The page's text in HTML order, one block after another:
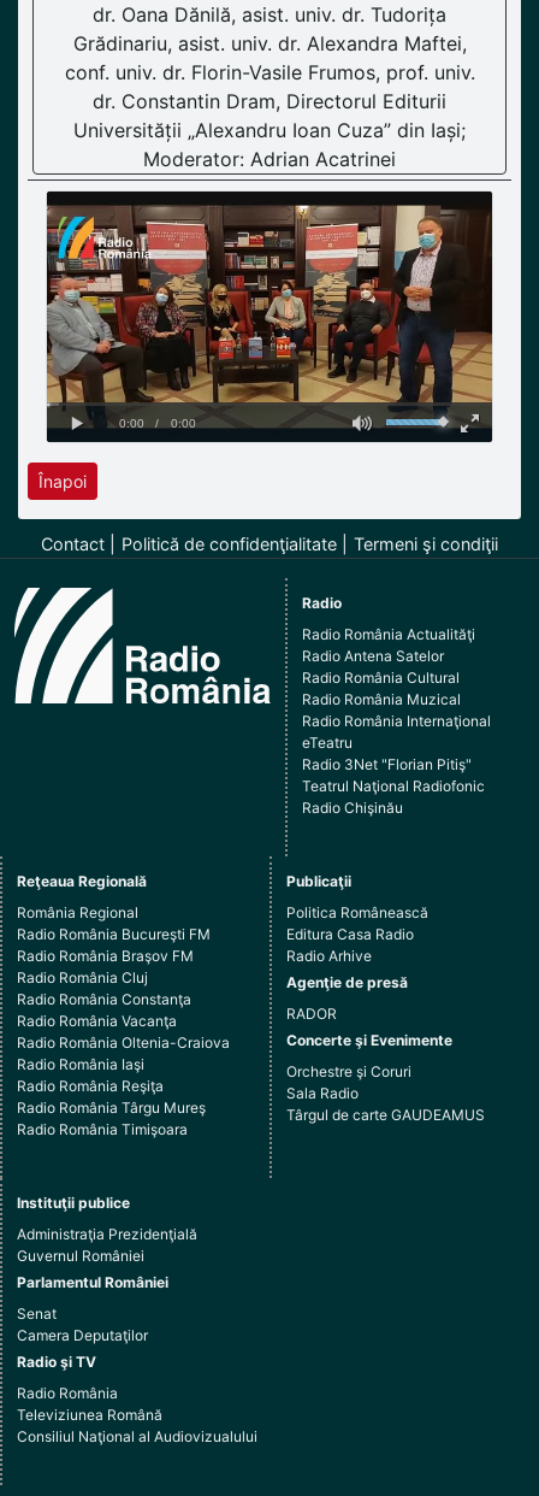
dr. Oana Dănilă, asist. univ. dr. Tudorița
Grădinariu, asist. univ. dr. Alexandra Maftei,
conf. univ. dr. Florin-Vasile Frumos, prof. univ.
dr. Constantin Dram, Directorul Editurii
Universității „Alexandru Ioan Cuza” din Iași;
Moderator: Adrian Acatrinei
Înapoi
Contact Politică de confidenţialitate Termeni şi condiţii
Radio
Radio România Actualităţi
Radio Antena Satelor
Radio România Cultural
Radio România Muzical
Radio România Internaţional
eTeatru
Radio 3Net "Florian Pitiş"
Teatrul Naţional Radiofonic
Radio Chişinău
Reţeaua Regională
România Regional
Radio România Bucureşti FM
Radio România Braşov FM
Radio România Cluj
Radio România Constanţa
Radio România Vacanţa
Radio România Oltenia-Craiova
Radio România Iaşi
Radio România Reşiţa
Radio România Târgu Mureş
Radio România Timişoara
Publicaţii
Politica Românească
Editura Casa Radio
Radio Arhive
Agenţie de presă
RADOR
Concerte şi Evenimente
Orchestre şi Coruri
Sala Radio
Târgul de carte GAUDEAMUS
Instituţii publice
Administraţia Prezidenţială
Guvernul României
Parlamentul României
Senat
Camera Deputaţilor
Radio şi TV
Radio România
Televiziunea Română
Consiliul Naţional al Audiovizualului